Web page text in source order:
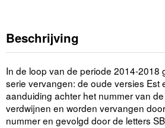
Beschrijving
In de loop van de periode 2014-2018
serie vervangen: de oude versies Est
aanduiding achter het nummer van
verdwijnen en worden vervangen
nummer en gevolgd door de letters